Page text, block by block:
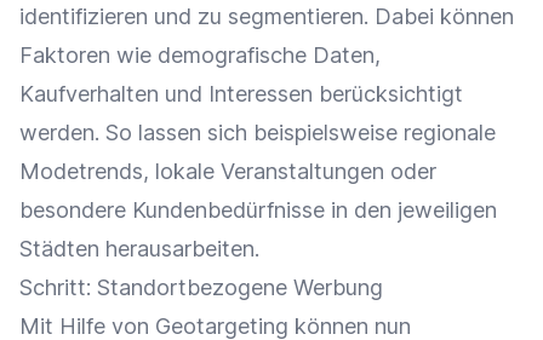
identifizieren und zu segmentieren. Dabei können
Faktoren wie demografische Daten,
Kaufverhalten und Interessen berücksichtigt
werden. So lassen sich beispielsweise regionale
Modetrends, lokale Veranstaltungen oder
besondere Kundenbedürfnisse in den jeweiligen
Städten herausarbeiten.
Schritt: Standortbezogene Werbung
Mit Hilfe von Geotargeting können nun